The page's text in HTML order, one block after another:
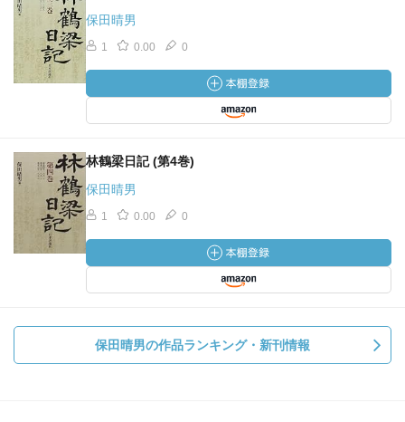
保田晴男
1 0.00 0
林鶴梁日記 (第4巻)
保田晴男
1 0.00 0
保田晴男の作品ランキング・新刊情報